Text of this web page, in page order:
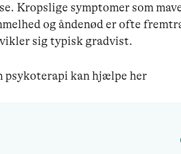
Kropslige symptomer som
og åndenød er ofte
sig typisk gradvist.
psykoterapi kan hjælpe her